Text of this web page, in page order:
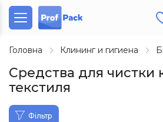
Головна Клининг и гигиена
Средства для чистки
текстиля
Фільтр